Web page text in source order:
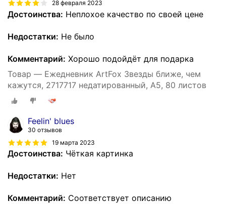
28 февраля 2023
Достоинства: Неплохое качество по своей цене
Недостатки: Не было
Комментарий: Хорошо подойдёт для подарка
Товар — Ежедневник ArtFox Звезды ближе, чем
кажутся, 2717717 недатированный, А5, 80 листов
Feelin' blues
30 отзывов
19 марта 2023
Достоинства: Чёткая картинка
Недостатки: Нет
Комментарий: Соответствует описанию